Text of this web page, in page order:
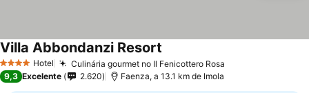
4 EstrelasHotel Culinária gourmet no Il Fenicottero Rosa
Villa Abbondanzi Resort
9,3 Excelente 2.620 Faenza, a 13.1 km de Imola